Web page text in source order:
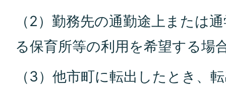
（2）勤務先の通勤途上または
る保育所等の利用を希望する場
（3）他市町に転出したとき、